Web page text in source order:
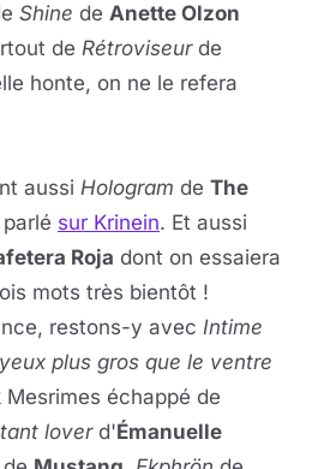
Shine de Anette Olzon
de Rétroviseurde
honte, on ne le refera
aussi Hologram de The
sur Krinein. Et aussi
Roja dont on essaiera
mots très bientôt !
restons-y avec Intime
plus gros que le ventre
Mesrimes échappé de
loverd'Émanuelle